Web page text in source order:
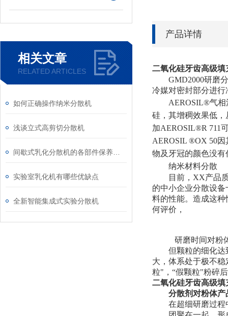
相关文章
RELATED ARTICLES
如何正确操作纳米分散机
浅谈立式高剪切分散机
实验室乳化机有哪些优缺点
全新智能集成式实验分散机
产品详情
二氧化硅牙齿高级
GMD2000研磨
冷媒对密封部分进
AEROSIL®气相
硅，其增稠效果低
加AEROSIL®R 711
AEROSIL ®OX 50
物及牙冠的颜色没
纳米材料分散
目前，XX产品
的中小企业分散设
料的性能。造成这
何评价，
研磨时间对粉
但颗粒的细化
大，体系处于极不
粒"，“假颗粒"粉碎
二氧化硅牙齿高级
分散剂对粉体产
在超细研磨过